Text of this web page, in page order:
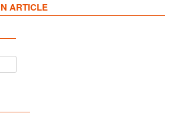
ARTICLE